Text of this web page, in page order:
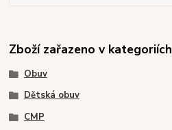
Zboží zařazeno v kategoriích
Obuv
Dětská obuv
CMP